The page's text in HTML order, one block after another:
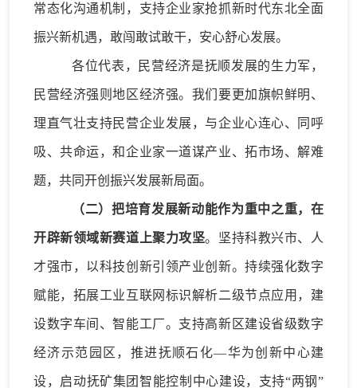
常态化沟通机制，支持企业家抢抓新时代东北全面
振兴新机遇，敢闯敢试敢干，安心舒心发展。
各位代表，民营经济是抚顺发展的生力军，
民营经济强则地区经济强。我们要更加旗帜鲜明、
理直气壮支持民营企业发展，与企业心连心、同呼
吸、共命运，和企业家一道谋产业、拓市场、解难
题，共同开创振兴发展新局面。
（二） 把培育发展新动能作为重中之重，在
开辟新领域新赛道上聚力攻坚。 坚持科教兴市、人
才强市， 以科技创新引领产业创新。持续强化数字
赋能， 拓展工业互联网标识解析二级节点应用 ，建
设数字车间、智能工厂。支持高新区建设省级数字
经济示范园区，推进抚顺石化—华为创新中心建
设，启动抚矿集团智能控制中心建设， 支持“两钢”